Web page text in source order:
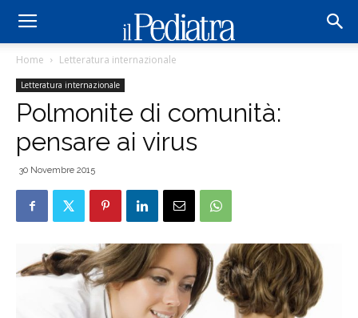
Home Letteratura internazionale
Letteratura internazionale
Polmonite di comunità:
pensare ai virus
30 Novembre 2015